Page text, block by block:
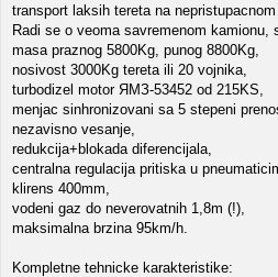
transport laksih tereta na nepristupacnom
Radi se o veoma savremenom kamionu,
masa praznog 5800Kg, punog 8800Kg,
nosivost 3000Kg tereta ili 20 vojnika,
turbodizel motor ЯМЗ-53452 od 215KS,
menjac sinhronizovani sa 5 stepeni
nezavisno vesanje,
redukcija+blokada diferencijala,
centralna regulacija pritiska u
klirens 400mm,
vodeni gaz do neverovatnih 1,8m (!),
maksimalna brzina 95km/h.
Kompletne tehnicke karakteristike: